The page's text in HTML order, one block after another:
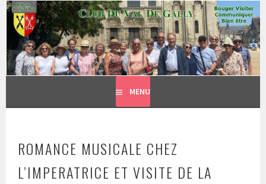
Aller
contenu
principal
CLUB DU VAL DE GALLY
BOUGER, VISITER, COMMUNIQUER = BIEN ÊTRE
MENU
ROMANCE MUSICALE CHEZ
L’IMPERATRICE ET VISITE DE LA